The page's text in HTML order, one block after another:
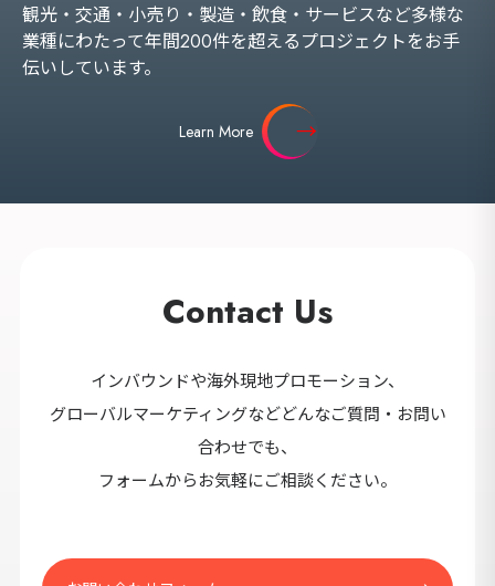
観光・交通・小売り・製造・飲食・サービスなど多様な
業種にわたって年間200件を超えるプロジェクトをお手
伝いしています。
Learn More
Contact Us
インバウンドや海外現地プロモーション、
グローバルマーケティングなどどんなご質問・お問い
合わせでも、
フォームからお気軽にご相談ください。